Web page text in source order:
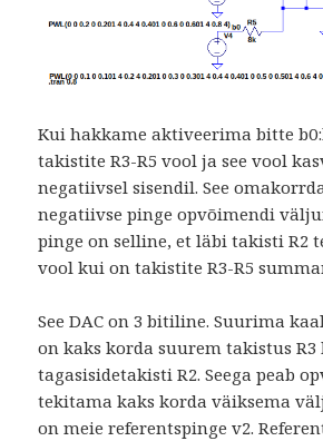
Kui hakkame aktiveerima bitte
takistite R3-R5 vool ja see vool
negatiivsel sisendil. See
negatiivse pinge opvõimendi
pinge on selline, et läbi takisti R2
vool kui on takistite R3-R5
See DAC on 3 bitiline. Suurima
on kaks korda suurem takistus R3
tagasisidetakisti R2. Seega peab
tekitama kaks korda väiksema
on meie referentspinge v2.